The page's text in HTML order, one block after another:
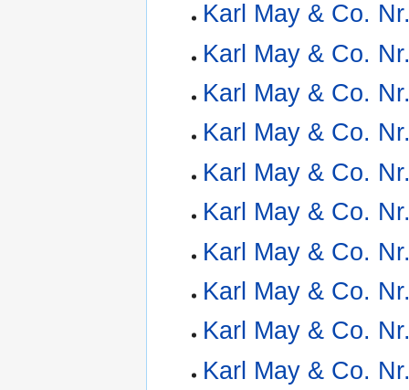
Karl May & Co.
Karl May & Co.
Karl May & Co.
Karl May & Co.
Karl May & Co.
Karl May & Co.
Karl May & Co.
Karl May & Co.
Karl May & Co.
Karl May & Co.